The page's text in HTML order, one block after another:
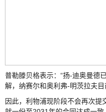
普勒滕贝格表示：“扬-迪奥曼德
解，纳赛尔和奥利弗-明茨拉夫
因此，利物浦现阶段不会再次提